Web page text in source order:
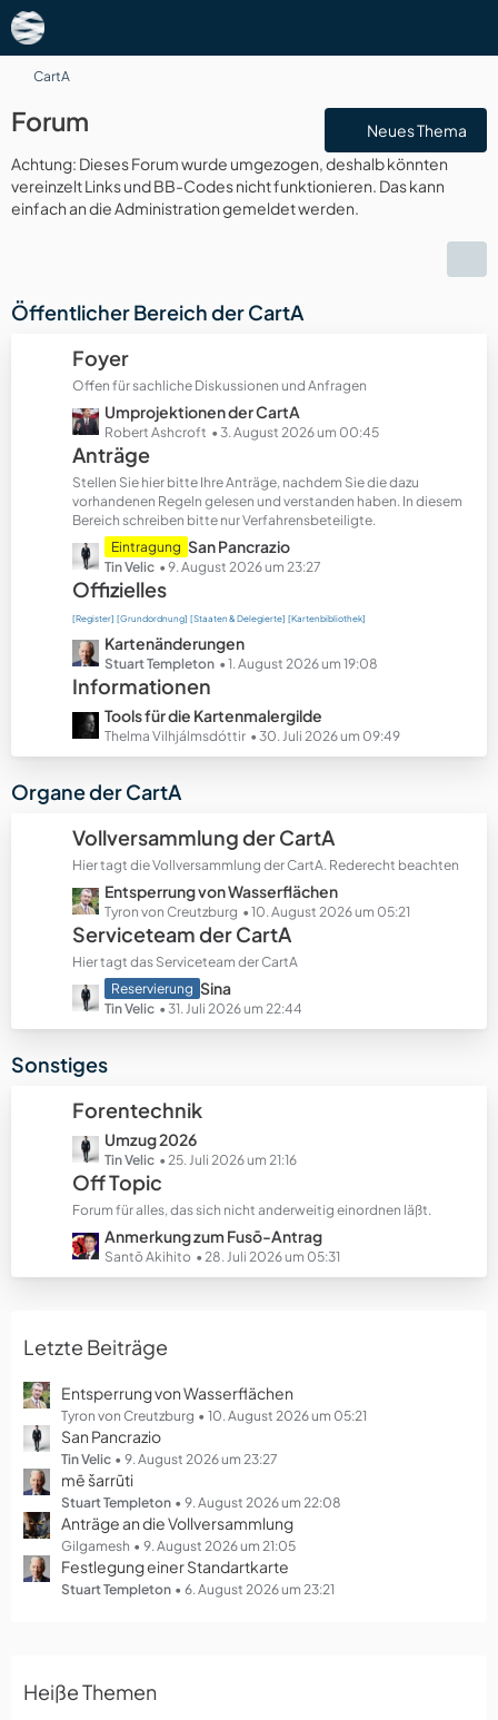
CartA
Forum
Neues Thema
Achtung: Dieses Forum wurde umgezogen, deshalb könnten
vereinzelt Links und BB-Codes nicht funktionieren. Das kann
einfach an die Administration gemeldet werden.
Öffentlicher Bereich der CartA
Foyer
Offen für sachliche Diskussionen und Anfragen
L
e
t
z
t
e
B
e
i
t
ä
g
e
Umprojektionen der CartA
Robert Ashcroft 3. August 2026 um 00:45
Anträge
Stellen Sie hier bitte Ihre Anträge, nachdem Sie die dazu
vorhandenen Regeln gelesen und verstanden haben. In diesem
Bereich schreiben bitte nur Verfahrensbeteiligte.
L
e
t
z
t
e
B
ä
e
Eintragung San Pancrazio
Tin Velic 9. August 2026 um 23:27
Offizielles
[Register] [Grundordnung] [Staaten & Delegierte] [Kartenbibliothek]
L
e
z
e
e
t
r
ä
g
e
Kartenänderungen
Stuart Templeton 1. August 2026 um 19:08
Informationen
L
e
t
t
e
B
e
i
t
r
ä
g
e
Tools für die Kartenmalergilde
Thelma Vilhjálmsdóttir 30. Juli 2026 um 09:49
Organe der CartA
Vollversammlung der CartA
Hier tagt die Vollversammlung der CartA. Rederecht beachten
L
e
t
z
t
e
B
i
r
ä
g
e
Entsperrung von Wasserflächen
Tyron von Creutzburg 10. August 2026 um 05:21
Serviceteam der CartA
Hier tagt das Serviceteam der CartA
L
e
t
t
e
B
e
i
t
r
ä
g
e
Reservierung Sina
Tin Velic 31. Juli 2026 um 22:44
Sonstiges
Forentechnik
L
e
t
z
t
e
B
t
r
g
Umzug 2026
Tin Velic 25. Juli 2026 um 21:16
Off Topic
Forum für alles, das sich nicht anderweitig einordnen läßt.
L
e
t
e
e
i
t
r
ä
g
e
Anmerkung zum Fusō-Antrag
Santō Akihito 28. Juli 2026 um 05:31
Letzte Beiträge
Entsperrung von Wasserflächen
Tyron von Creutzburg 10. August 2026 um 05:21
San Pancrazio
Tin Velic 9. August 2026 um 23:27
mē šarrūti
Stuart Templeton 9. August 2026 um 22:08
Anträge an die Vollversammlung
Gilgamesh 9. August 2026 um 21:05
Festlegung einer Standartkarte
Stuart Templeton 6. August 2026 um 23:21
Heiße Themen